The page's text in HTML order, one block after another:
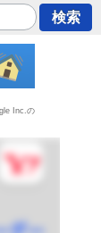
検索
Inc.の